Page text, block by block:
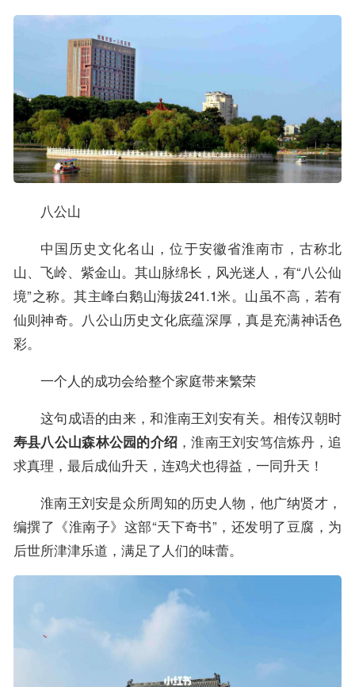
八公山
中国历史文化名山，位于安徽省淮南市，古称北
山、飞岭、紫金山。其山脉绵长，风光迷人，有“八公仙
境”之称。其主峰白鹅山海拔241.1米。山虽不高，若有
仙则神奇。八公山历史文化底蕴深厚，真是充满神话色
彩。
一个人的成功会给整个家庭带来繁荣
这句成语的由来，和淮南王刘安有关。相传汉朝时
寿县八公山森林公园的介绍 ，淮南王刘安笃信炼丹，追
求真理，最后成仙升天，连鸡犬也得益，一同升天！
淮南王刘安是众所周知的历史人物，他广纳贤才，
编撰了《淮南子》这部“天下奇书”，还发明了豆腐，为
后世所津津乐道，满足了人们的味蕾。